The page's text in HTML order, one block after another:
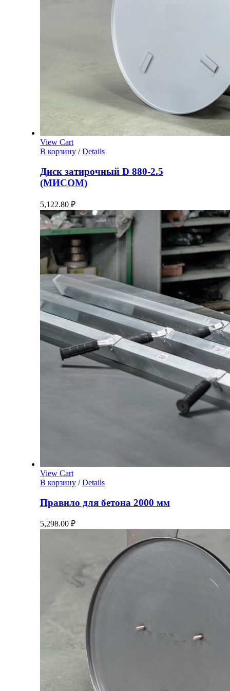
View Cart
В корзину / Details
Диск затирочный D 880-2.5
(МИСОМ)
5,122.80 ₽
View Cart
В корзину / Details
Правило для бетона 2000 мм
5,298.00 ₽